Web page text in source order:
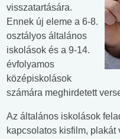
visszatartására.
Ennek új eleme a 6-8.
osztályos általános
iskolások és a 9-14.
évfolyamos
középiskolások
számára meghirdetett
Az általános iskolások
kapcsolatos kisfilm, plakát